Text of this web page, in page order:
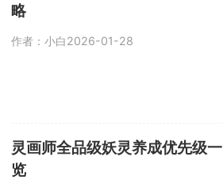
略
作者：小白2026-01-28
灵画师全品级妖灵养成优先级一
览